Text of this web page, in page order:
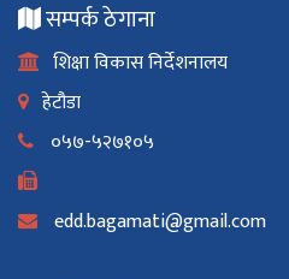
सम्पर्क ठेगाना
शिक्षा विकास निर्देशनालय
हेटौडा
०५७-५२७१०५
edd.bagamati@gmail.com